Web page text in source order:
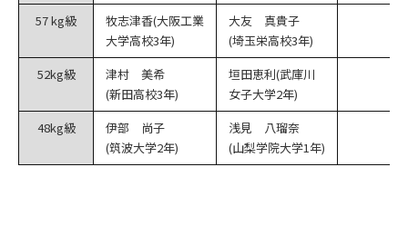
57 kg級
牧志津香(大阪工業
大学高校3年)
大友 真貴子
(埼玉栄高校3年)
52kg級
津村 美希
(新田高校3年)
垣田恵利(武庫川
女子大学2年)
48kg級
伊部 尚子
(筑波大学2年)
浅見 八瑠奈
(山梨学院大学1年)